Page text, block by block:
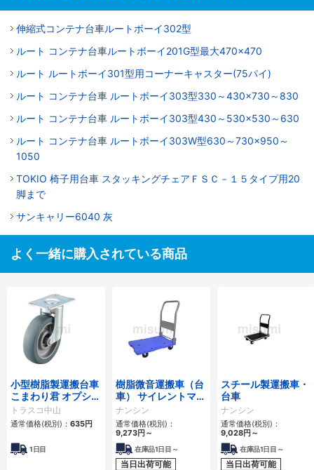
伸縮式コンテナ台車ルートボーイ302型
ルート コンテナ台車ルートボーイ201G型最大470×470
ルート ルートボーイ301型用コーナーキャスター(75パイ)
ルート コンテナ台車 ルートボーイ303型330～430×730～830
ルート コンテナ台車 ルートボーイ303型430～530×530～630
ルート コンテナ台車 ルートボーイ303W型630～730×950～
1050
TOKIO 椅子用台車 スタッキングチェアＦＳＣ－１５タイプ用20
脚まで
サンキャリー6040 灰
よく一緒に購入されている商品
小型樹脂製運搬台車
こまわり君 オプショ
ン部品 キャスタ
トラスコ中山
通常価格(税別)： 635円
1日目
樹脂微音運搬車（台
車） サイレントマス
ター
ナンシン
通常価格(税別)：
9,273円～
在庫品1日目～
当日出荷可能
スチール製運搬車・
台車
ナンシン
通常価格(税別)：
9,028円～
在庫品1日目～
当日出荷可能